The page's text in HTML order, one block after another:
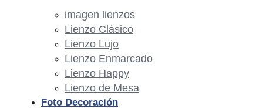
imagen lienzos
Lienzo Clásico
Lienzo Lujo
Lienzo Enmarcado
Lienzo Happy
Lienzo de Mesa
Foto Decoración